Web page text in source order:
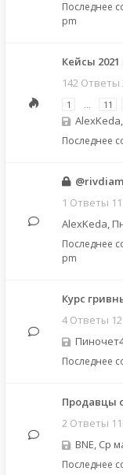
Последнее
pm
Кейсы
142 Ответы
1 … 11
AlexKeda,
Последнее
1 Ответы
AlexKeda,
Последнее
pm
Курс
4 Ответы
Последнее
Продавцы
2 Ответы
BNE, Ср
Последнее